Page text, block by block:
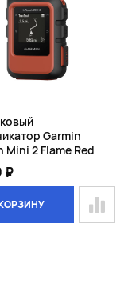
Garmin
Mini 2 Flame Red
₽